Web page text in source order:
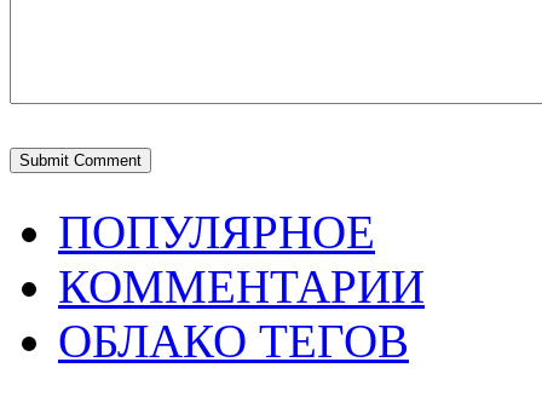
ПОПУЛЯРНОЕ
КОММЕНТАРИИ
ОБЛАКО ТЕГОВ